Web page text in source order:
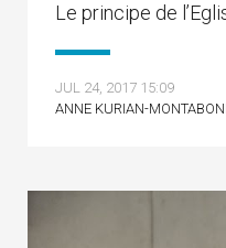
Le principe de
JUL 24, 2017 15:09
ANNE KURIAN-